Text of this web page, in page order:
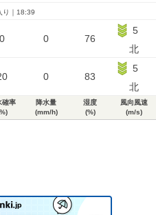
り｜18:39
0 0 76
5
北
0 83
5
北
確率
降水量
(mm/h)
湿度
(%)
風向風速
(m/s)